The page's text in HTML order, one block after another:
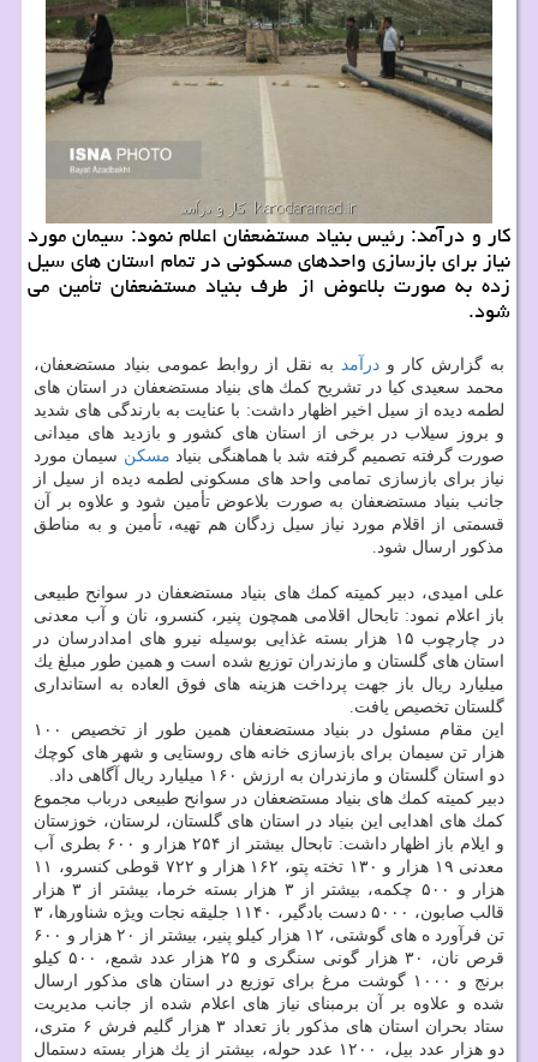
كار و درآمد: رئیس بنیاد مستضعفان اعلام نمود: سیمان مورد
نیاز برای بازسازی واحدهای مسكونی در تمام استان های سیل
زده به صورت بلاعوض از طرف بنیاد مستضعفان تأمین می
شود.
به گزارش كار و درآمد به نقل از روابط عمومی بنیاد مستضعفان،
محمد سعیدی كیا در تشریح كمك های بنیاد مستضعفان در استان های
لطمه دیده از سیل اخیر اظهار داشت: با عنایت به بارندگی های شدید
و بروز سیلاب در برخی از استان های كشور و بازدید های میدانی
صورت گرفته تصمیم گرفته شد با هماهنگی بنیاد مسكن سیمان مورد
نیاز برای بازسازی تمامی واحد های مسكونی لطمه دیده از سیل از
جانب بنیاد مستضعفان به صورت بلاعوض تأمین شود و علاوه بر آن
قسمتی از اقلام مورد نیاز سیل زدگان هم تهیه، تأمین و به مناطق
مذكور ارسال شود.
علی امیدی، دبیر كمیته كمك های بنیاد مستضعفان در سوانح طبیعی
باز اعلام نمود: تابحال اقلامی همچون پنیر، كنسرو، نان و آب معدنی
در چارچوب ۱۵ هزار بسته غذایی بوسیله نیرو های امدادرسان در
استان های گلستان و مازندران توزیع شده است و همین طور مبلغ یك
میلیارد ریال باز جهت پرداخت هزینه های فوق العاده به استانداری
گلستان تخصیص یافت.
این مقام مسئول در بنیاد مستضعفان همین طور از تخصیص ۱۰۰
هزار تن سیمان برای بازسازی خانه های روستایی و شهر های كوچك
دو استان گلستان و مازندران به ارزش ۱۶۰ میلیارد ریال آگاهی داد.
دبیر كمیته كمك های بنیاد مستضعفان در سوانح طبیعی درباب مجموع
كمك های اهدایی این بنیاد در استان های گلستان، لرستان، خوزستان
و ایلام باز اظهار داشت: تابحال بیشتر از ۲۵۴ هزار و ۶۰۰ بطری آب
معدنی ۱۹ هزار و ۱۳۰ تخته پتو، ۱۶۲ هزار و ۷۲۲ قوطی كنسرو، ۱۱
هزار و ۵۰۰ چكمه، بیشتر از ۳ هزار بسته خرما، بیشتر از ۳ هزار
قالب صابون، ۵۰۰۰ دست بادگیر، ۱۱۴۰ جلیقه نجات ویژه شناورها، ۳
تن فرآورد ه های گوشتی، ۱۲ هزار كیلو پنیر، بیشتر از ۲۰ هزار و ۶۰۰
قرص نان، ۳۰ هزار گونی سنگری و ۲۵ هزار عدد شمع، ۵۰۰ كیلو
برنج و ۱۰۰۰ گوشت مرغ برای توزیع در استان های مذكور ارسال
شده و علاوه بر آن برمبنای نیاز های اعلام شده از جانب مدیریت
ستاد بحران استان های مذكور باز تعداد ۳ هزار گلیم فرش ۶ متری،
دو هزار عدد بیل، ۱۲۰۰ عدد حوله، بیشتر از یك هزار بسته دستمال